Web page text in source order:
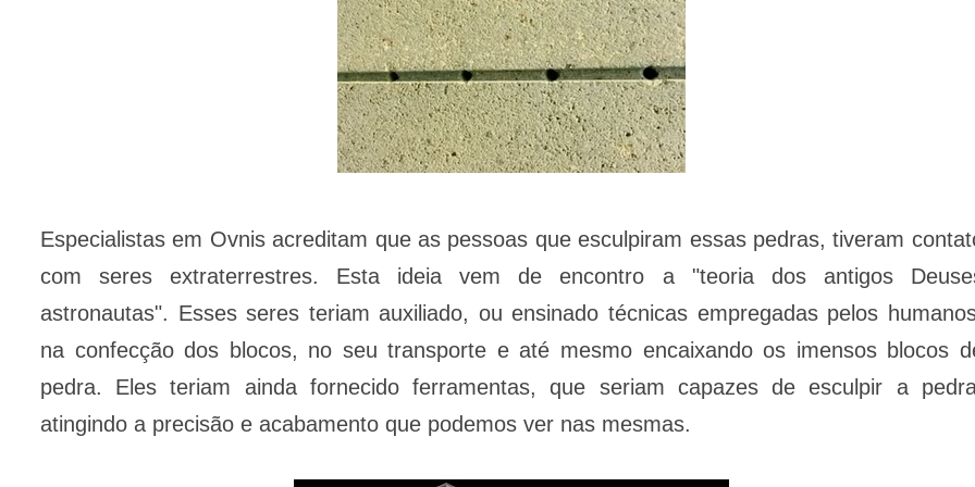
Especialistas em Ovnis acreditam que as pessoas que esculpiram essas pedras, tiveram
com seres extraterrestres. Esta ideia vem de encontro a "teoria dos antigos
astronautas". Esses seres teriam auxiliado, ou ensinado técnicas empregadas pelos
na confecção dos blocos, no seu transporte e até mesmo encaixando os imensos blocos
pedra. Eles teriam ainda fornecido ferramentas, que seriam capazes de esculpir a
atingindo a precisão e acabamento que podemos ver nas mesmas.